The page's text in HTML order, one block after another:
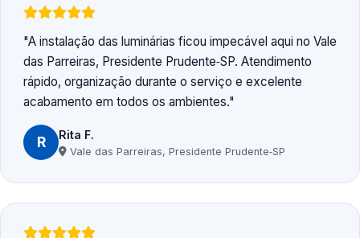
A instalação das luminárias ficou impecável aqui no Vale
das Parreiras, Presidente Prudente‑SP. Atendimento
rápido, organização durante o serviço e excelente
acabamento em todos os ambientes.
R Rita F.
Vale das Parreiras, Presidente Prudente‑SP